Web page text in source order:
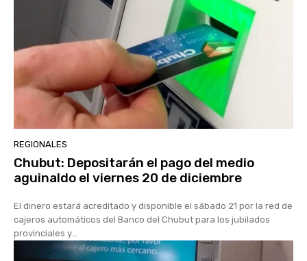
REGIONALES
Chubut: Depositarán el pago del medio
aguinaldo el viernes 20 de diciembre
El dinero estará acreditado y disponible el sábado 21 por la red de
cajeros automáticos del Banco del Chubut para los jubilados
provinciales y...